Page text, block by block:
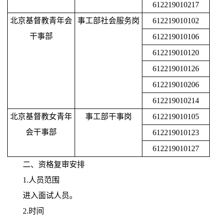
612219010217
北京基督教青年会
干事部
事工部社会服务岗
612219010102
612219010106
612219010120
612219010126
612219010206
612219010214
北京基督教女青年
会干事部
事工部干事岗
612219010105
612219010123
612219010127
二、资格复审安排
1.人员范围
进入面试人员。
2.时间